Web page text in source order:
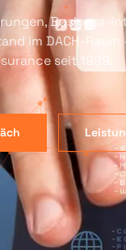
Business-
im DACH-
seit 1999.